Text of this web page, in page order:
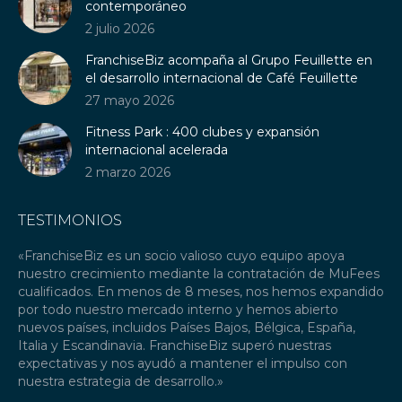
new
window
new
window
new
window
contemporáneo
2 julio 2026
FranchiseBiz acompaña al Grupo Feuillette en
el desarrollo internacional de Café Feuillette
27 mayo 2026
Fitness Park : 400 clubes y expansión
internacional acelerada
2 marzo 2026
TESTIMONIOS
«FranchiseBiz es un socio valioso cuyo equipo apoya
nuestro crecimiento mediante la contratación de MuFees
cualificados. En menos de 8 meses, nos hemos expandido
por todo nuestro mercado interno y hemos abierto
nuevos países, incluidos Países Bajos, Bélgica, España,
Italia y Escandinavia. FranchiseBiz superó nuestras
expectativas y nos ayudó a mantener el impulso con
nuestra estrategia de desarrollo.»